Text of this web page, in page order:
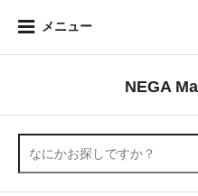
メニュー
NEGA